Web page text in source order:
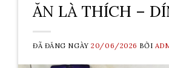
ĂN LÀ THÍCH –
ĐÃ ĐĂNG NGÀY20/06/2026 BỞI